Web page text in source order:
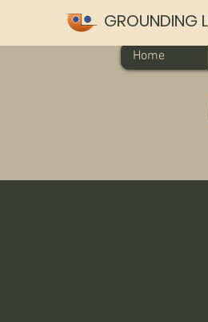
Home
GROUNDING